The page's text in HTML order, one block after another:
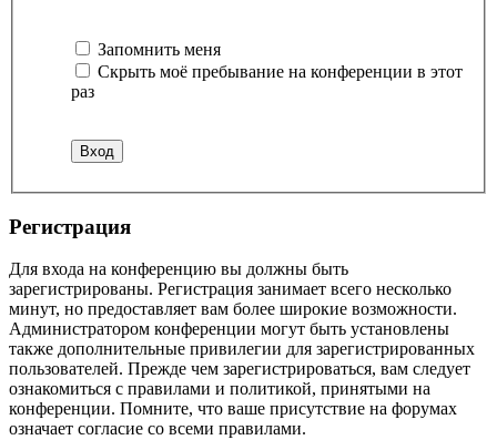
Запомнить меня
Скрыть моё пребывание на конференции в этот
раз
Регистрация
Для входа на конференцию вы должны быть
зарегистрированы. Регистрация занимает всего несколько
минут, но предоставляет вам более широкие возможности.
Администратором конференции могут быть установлены
также дополнительные привилегии для зарегистрированных
пользователей. Прежде чем зарегистрироваться, вам следует
ознакомиться с правилами и политикой, принятыми на
конференции. Помните, что ваше присутствие на форумах
означает согласие со всеми правилами.